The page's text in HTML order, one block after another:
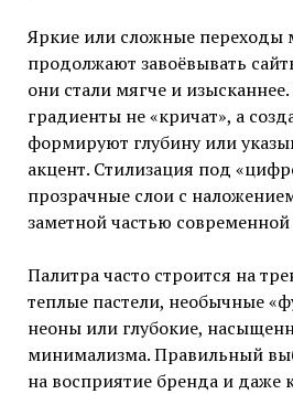
Яркие или сложные переходы
продолжают завоёвывать
они стали мягче и
градиенты не «кричат», а
формируют глубину или
акцент. Стилизация под
прозрачные слои с
заметной частью
Палитра часто строится на
теплые пастели, необычные
неоны или глубокие,
минимализма. Правильный
на восприятие бренда и даже